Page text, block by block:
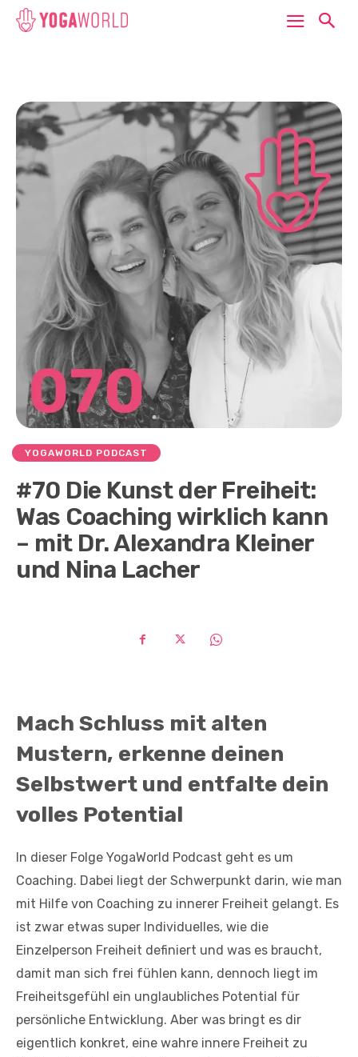
YOGAWORLD PODCAST
#70 Die Kunst der Freiheit:
Was Coaching wirklich kann
– mit Dr. Alexandra Kleiner
und Nina Lacher
Mach Schluss mit alten
Mustern, erkenne deinen
Selbstwert und entfalte dein
volles Potential
In dieser Folge YogaWorld Podcast geht es um
Coaching. Dabei liegt der Schwerpunkt darin, wie man
mit Hilfe von Coaching zu innerer Freiheit gelangt. Es
ist zwar etwas super Individuelles, wie die
Einzelperson Freiheit definiert und was es braucht,
damit man sich frei fühlen kann, dennoch liegt im
Freiheitsgefühl ein unglaubliches Potential für
persönliche Entwicklung. Aber was bringt es dir
eigentlich konkret, eine wahre innere Freiheit zu